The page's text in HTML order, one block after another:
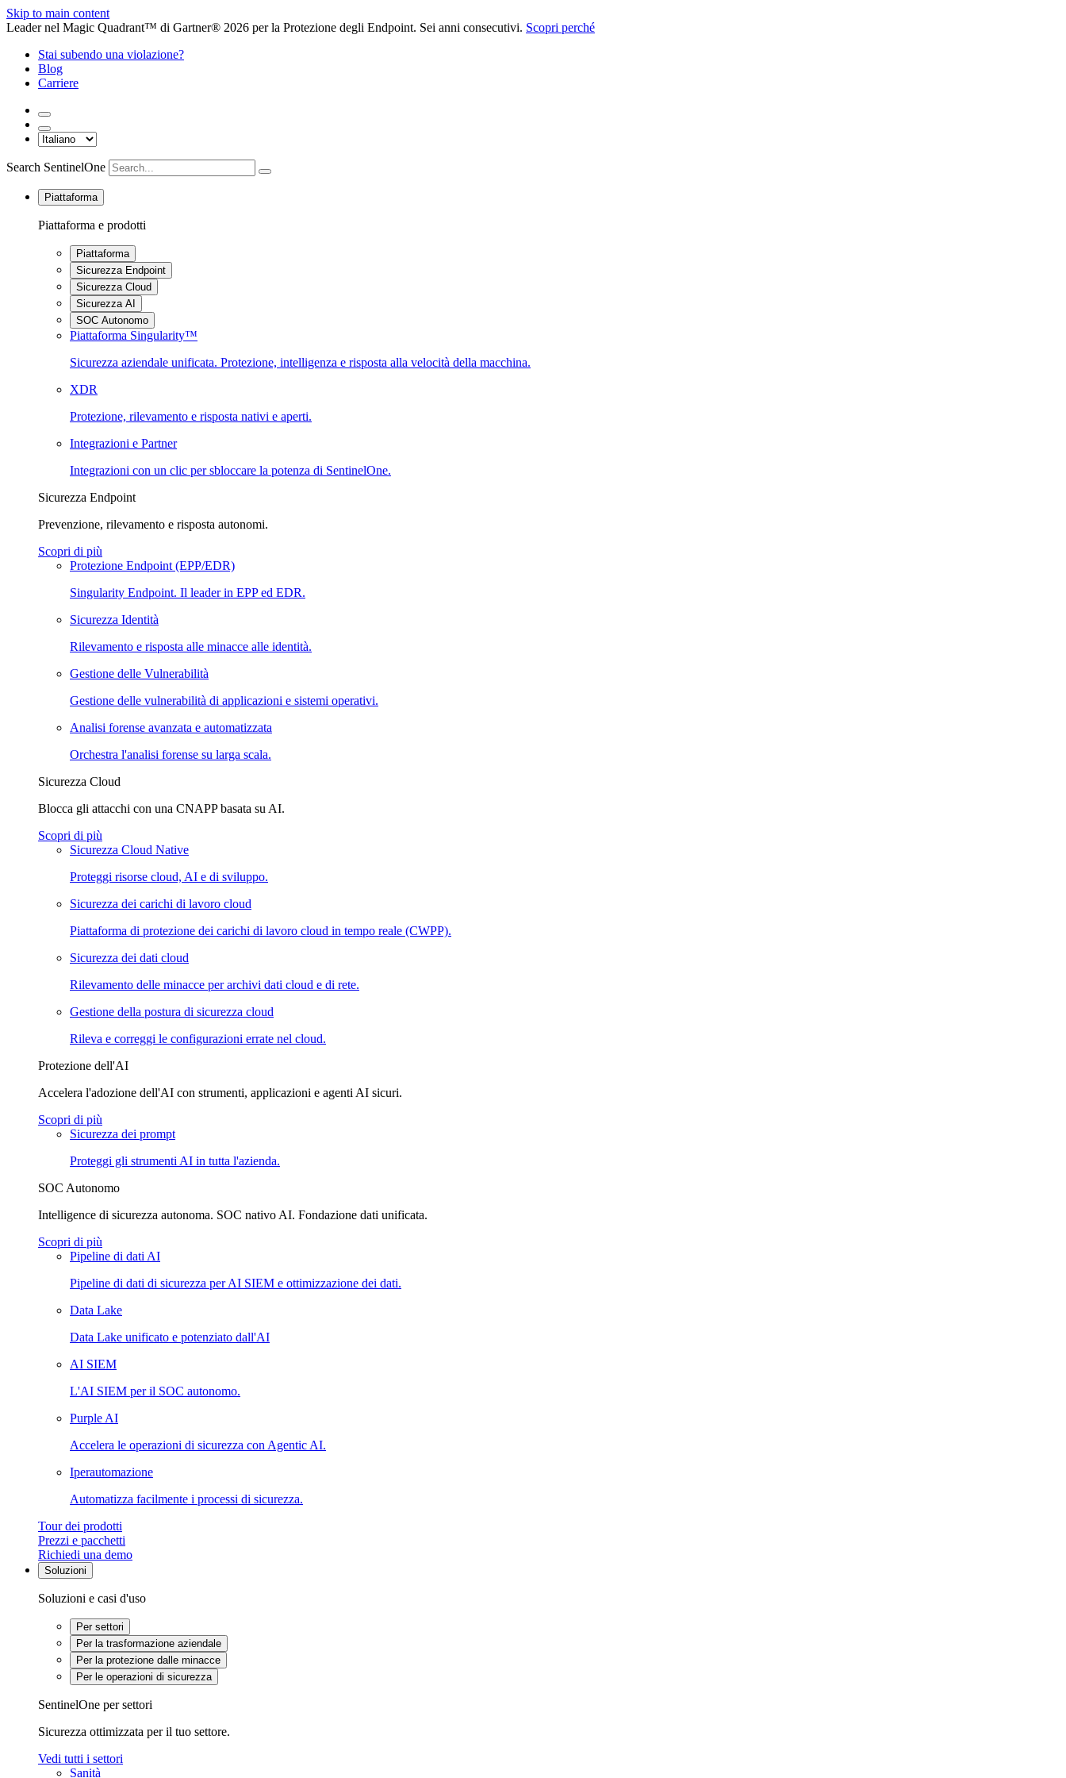
Skip to main content
Leader nel Magic Quadrant™ di Gartner® 2026 per la Protezione degli Endpoint. Sei anni consecutivi. Scopri perché
Stai subendo una violazione?
Blog
Carriere
Search SentinelOne
Piattaforma
Piattaforma e prodotti
Piattaforma
Sicurezza Endpoint
Sicurezza Cloud
Sicurezza AI
SOC Autonomo
Piattaforma Singularity™
Sicurezza aziendale unificata. Protezione, intelligenza e risposta alla velocità della macchina.
XDR
Protezione, rilevamento e risposta nativi e aperti.
Integrazioni e Partner
Integrazioni con un clic per sbloccare la potenza di SentinelOne.
Sicurezza Endpoint
Prevenzione, rilevamento e risposta autonomi.
Scopri di più
Protezione Endpoint (EPP/EDR)
Singularity Endpoint. Il leader in EPP ed EDR.
Sicurezza Identità
Rilevamento e risposta alle minacce alle identità.
Gestione delle Vulnerabilità
Gestione delle vulnerabilità di applicazioni e sistemi operativi.
Analisi forense avanzata e automatizzata
Orchestra l'analisi forense su larga scala.
Sicurezza Cloud
Blocca gli attacchi con una CNAPP basata su AI.
Scopri di più
Sicurezza Cloud Native
Proteggi risorse cloud, AI e di sviluppo.
Sicurezza dei carichi di lavoro cloud
Piattaforma di protezione dei carichi di lavoro cloud in tempo reale (CWPP).
Sicurezza dei dati cloud
Rilevamento delle minacce per archivi dati cloud e di rete.
Gestione della postura di sicurezza cloud
Rileva e correggi le configurazioni errate nel cloud.
Protezione dell'AI
Accelera l'adozione dell'AI con strumenti, applicazioni e agenti AI sicuri.
Scopri di più
Sicurezza dei prompt
Proteggi gli strumenti AI in tutta l'azienda.
SOC Autonomo
Intelligence di sicurezza autonoma. SOC nativo AI. Fondazione dati unificata.
Scopri di più
Pipeline di dati AI
Pipeline di dati di sicurezza per AI SIEM e ottimizzazione dei dati.
Data Lake
Data Lake unificato e potenziato dall'AI
AI SIEM
L'AI SIEM per il SOC autonomo.
Purple AI
Accelera le operazioni di sicurezza con Agentic AI.
Iperautomazione
Automatizza facilmente i processi di sicurezza.
Tour dei prodotti
Prezzi e pacchetti
Richiedi una demo
Soluzioni
Soluzioni e casi d'uso
Per settori
Per la trasformazione aziendale
Per la protezione dalle minacce
Per le operazioni di sicurezza
SentinelOne per settori
Sicurezza ottimizzata per il tuo settore.
Vedi tutti i settori
Sanità